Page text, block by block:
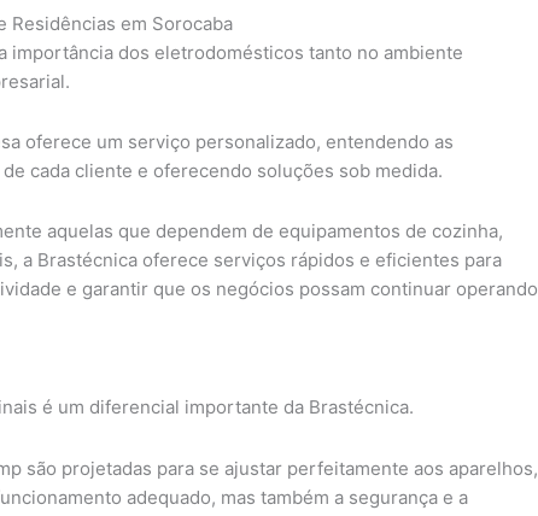
Residências em Sorocaba
importância dos eletrodomésticos tanto no ambiente
oferece um serviço personalizado, entendendo as
cada cliente e oferecendo soluções sob medida.
aquelas que dependem de equipamentos de cozinha,
a Brastécnica oferece serviços rápidos e eficientes para
e garantir que os negócios possam continuar operando
é um diferencial importante da Brastécnica.
são projetadas para se ajustar perfeitamente aos aparelhos,
adequado, mas também a segurança e a